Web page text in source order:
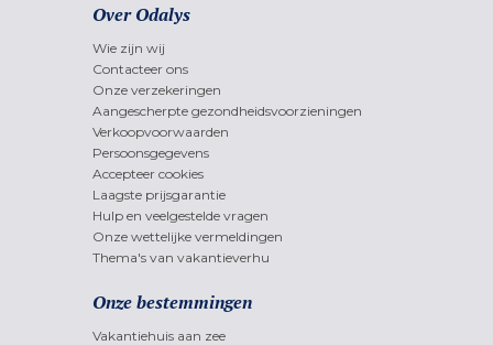
Over Odalys
Wie zijn wij
Contacteer ons
Onze verzekeringen
Aangescherpte gezondheidsvoorzieningen
Verkoopvoorwaarden
Persoonsgegevens
Accepteer cookies
Laagste prijsgarantie
Hulp en veelgestelde vragen
Onze wettelijke vermeldingen
Thema's van vakantieverhu
Onze bestemmingen
Vakantiehuis aan zee